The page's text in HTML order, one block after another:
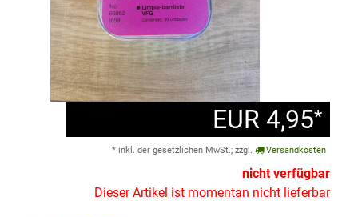
EUR 4,95*
* inkl. der gesetzlichen MwSt.; zzgl. Versandkosten
nicht verfügbar
Dieser Artikel ist momentan nicht lieferbar